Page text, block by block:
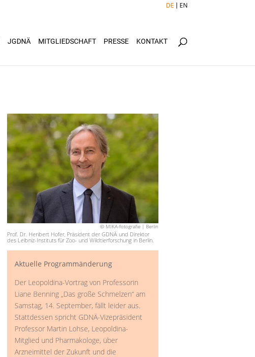
DE EN
JGDNÄ MITGLIEDSCHAFT PRESSE KONTAKT
© MIKA-fotografie | Berlin
Prof. Dr. Heribert Hofer, Präsident der GDNÄ und Direktor
des Leibniz-Instituts für Zoo- und Wildtierforschung in Berlin.
Aktuelle Programmänderung
Der Leopoldina-Vortrag von Professorin
Liane Benning „Das große Schmelzen“ am
Samstag, 14. September, fällt leider aus.
Stattdessen spricht GDNÄ-Vizepräsident
Professor Martin Lohse, Leopoldina-
Mitglied und Pharmakologe, über
Arzneimittel der Zukunft und die